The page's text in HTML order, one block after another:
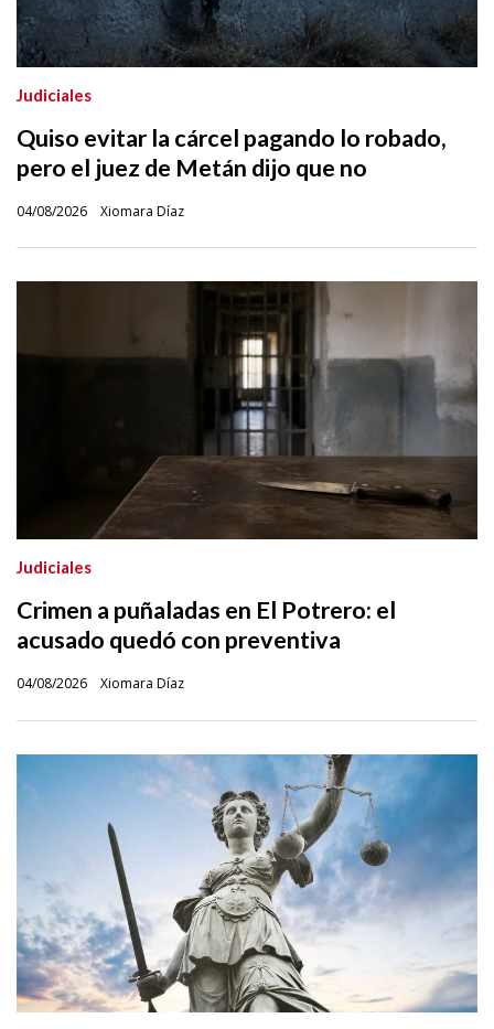
Quiso evitar la cárcel pagando lo robado,
pero el juez de Metán dijo que no
Xiomara Díaz
Judiciales
04/08/2026
Crimen a puñaladas en El Potrero: el
acusado quedó con preventiva
Xiomara Díaz
Judiciales
04/08/2026